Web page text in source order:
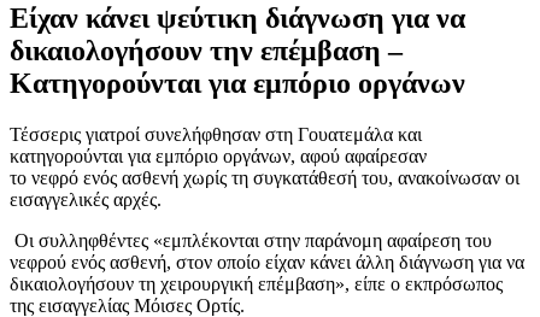
Είχαν κάνει ψεύτικη διάγνωση για να
δικαιολογήσουν την επέμβαση –
Κατηγορούνται για εμπόριο οργάνων
Τέσσερις γιατροί συνελήφθησαν στη Γουατεμάλα και
κατηγορούνται για εμπόριο οργάνων, αφού αφαίρεσαν
το νεφρό ενός ασθενή χωρίς τη συγκατάθεσή του, ανακοίνωσαν οι
εισαγγελικές αρχές.
Οι συλληφθέντες «εμπλέκονται στην παράνομη αφαίρεση του
νεφρού ενός ασθενή, στον οποίο είχαν κάνει άλλη διάγνωση για να
δικαιολογήσουν τη χειρουργική επέμβαση», είπε ο εκπρόσωπος
της εισαγγελίας Μόισες Ορτίς.